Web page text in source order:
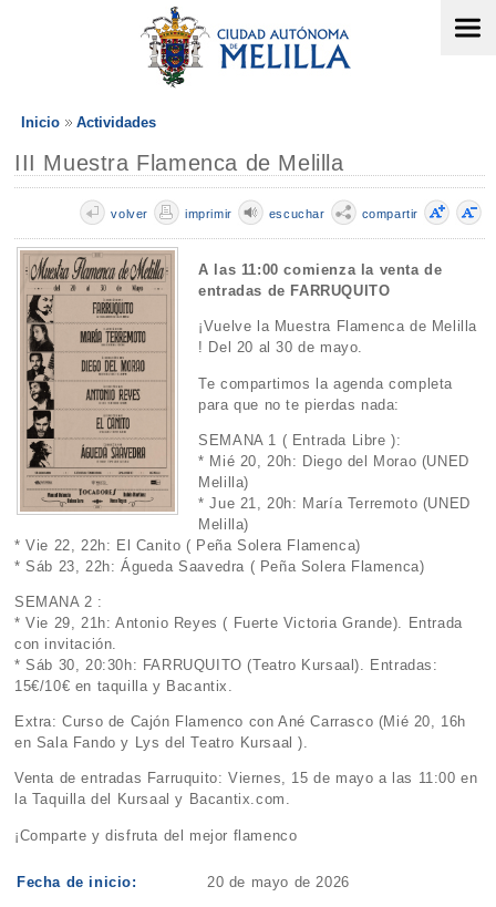
Inicio Actividades
III Muestra Flamenca de Melilla
compartir
escuchar
imprimir
volver
A las 11:00 comienza la venta de
entradas de FARRUQUITO
¡Vuelve la Muestra Flamenca de Melilla
! Del 20 al 30 de mayo.
Te compartimos la agenda completa
para que no te pierdas nada:
SEMANA 1 ( Entrada Libre ):
* Mié 20, 20h: Diego del Morao (UNED
Melilla)
* Jue 21, 20h: María Terremoto (UNED
Melilla)
* Vie 22, 22h: El Canito ( Peña Solera Flamenca)
* Sáb 23, 22h: Águeda Saavedra ( Peña Solera Flamenca)
SEMANA 2 :
* Vie 29, 21h: Antonio Reyes ( Fuerte Victoria Grande). Entrada
con invitación.
* Sáb 30, 20:30h: FARRUQUITO (Teatro Kursaal). Entradas:
15€/10€ en taquilla y Bacantix.
Extra: Curso de Cajón Flamenco con Ané Carrasco (Mié 20, 16h
en Sala Fando y Lys del Teatro Kursaal ).
Venta de entradas Farruquito: Viernes, 15 de mayo a las 11:00 en
la Taquilla del Kursaal y Bacantix.com.
¡Comparte y disfruta del mejor flamenco
Fecha de inicio: 20 de mayo de 2026